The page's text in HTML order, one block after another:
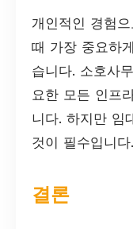
개인적인 경험
때 가장 중요하
습니다. 소호사
요한 모든 인프
니다. 하지만 임
것이 필수입니다.
결론